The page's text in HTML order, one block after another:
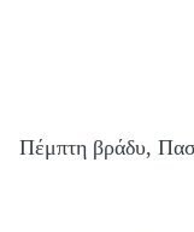
Πέμπτη βράδυ,